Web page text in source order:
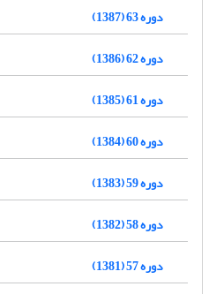
دوره 63 (1387)
دوره 62 (1386)
دوره 61 (1385)
دوره 60 (1384)
دوره 59 (1383)
دوره 58 (1382)
دوره 57 (1381)